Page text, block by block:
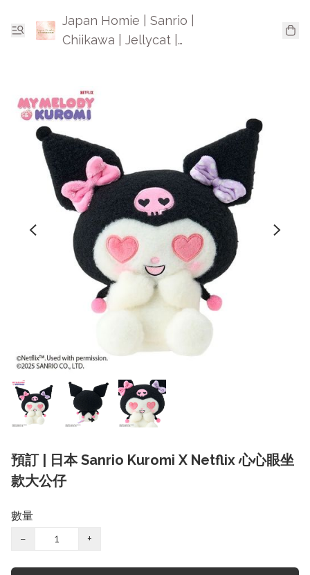
Japan Homie | Sanrio |
Chiikawa | Jellycat |
預訂 | 日本 Sanrio Kuromi X Netflix 心心眼坐
款大公仔
數量
−
+